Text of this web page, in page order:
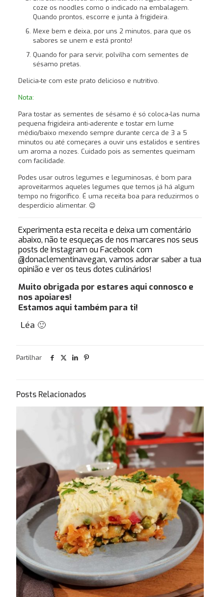
coze os noodles como o indicado na embalagem.
Quando prontos, escorre e junta à frigideira.
Mexe bem e deixa, por uns 2 minutos, para que os
sabores se unem e está pronto!
Quando for para servir, polvilha com sementes de
sésamo pretas.
Delicia-te com este prato delicioso e nutritivo.
Nota:
Para tostar as sementes de sésamo é só coloca-las numa
pequena frigideira anti-aderente e tostar em lume
médio/baixo mexendo sempre durante cerca de 3 a 5
minutos ou até começares a ouvir uns estalidos e sentires
um aroma a nozes. Cuidado pois as sementes queimam
com facilidade.
Podes usar outros legumes e leguminosas, é bom para
aproveitarmos aqueles legumes que temos já há algum
tempo no frigorífico. É uma receita boa para reduzirmos o
desperdício alimentar. 😉
Experimenta esta receita e deixa um comentário
abaixo, não te esqueças de nos marcares nos seus
posts de Instagram ou Facebook com
@donaclementinavegan, vamos adorar saber a tua
opinião e ver os teus dotes culinários!
Muito obrigada por estares aqui connosco e
nos apoiares!
Estamos aqui também para ti!
Léa 🙂
Partilhar
Posts Relacionados